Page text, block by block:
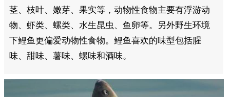
茎、枝叶、嫩芽、果实等，动物性食物主要有浮游动
物、虾类、螺类、水生昆虫、鱼卵等。另外野生环境
下鲤鱼更偏爱动物性食物。鲤鱼喜欢的味型包括腥
味、甜味、薯味、螺味和酒味。